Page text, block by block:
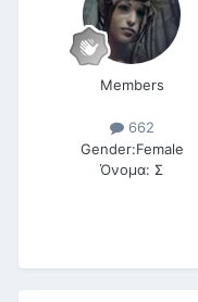
Members
662
Gender:Female
Όνομα: Σ